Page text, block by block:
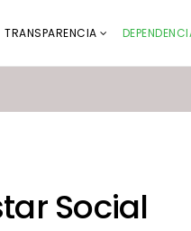
TRANSPARENCIA
Social